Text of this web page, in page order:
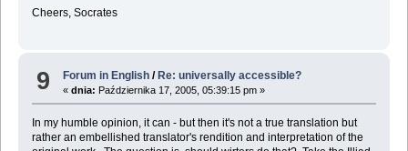
Cheers, Socrates
9 Forum in English / Re: universally accessible?
«dnia: Października 17, 2005, 05:39:15 pm »
In my humble opinion, it can - but then it's not a true translation but
rather an embellished translator's rendition and interpretation of the